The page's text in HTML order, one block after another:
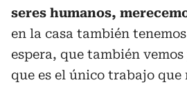
seres humanos,
en la casa también
espera, que también
que es el único trabajo que